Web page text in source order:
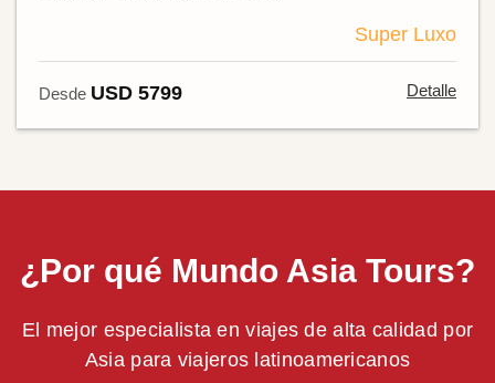
Super Luxo
Desde USD 5799 Detalle
¿Por qué Mundo Asia Tours?
El mejor especialista en viajes de alta calidad por
Asia para viajeros latinoamericanos